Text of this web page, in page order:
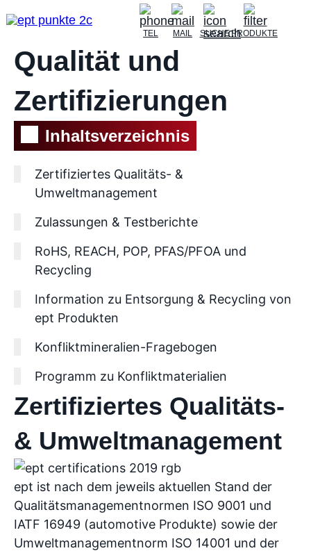
TEL MAIL SUCHEPRODUKTE
Qualität und
Zertifizierungen
Inhaltsverzeichnis
Zertifiziertes Qualitäts- &
Umweltmanagement
Zulassungen & Testberichte
RoHS, REACH, POP, PFAS/PFOA und
Recycling
Information zu Entsorgung & Recycling von
ept Produkten
Konfliktmineralien-Fragebogen
Programm zu Konfliktmaterialien
Zertifiziertes Qualitäts-
& Umweltmanagement
ept ist nach dem jeweils aktuellen Stand der
Qualitätsmanagementnormen ISO 9001 und
IATF 16949 (automotive Produkte) sowie der
Umweltmanagementnorm ISO 14001 und der